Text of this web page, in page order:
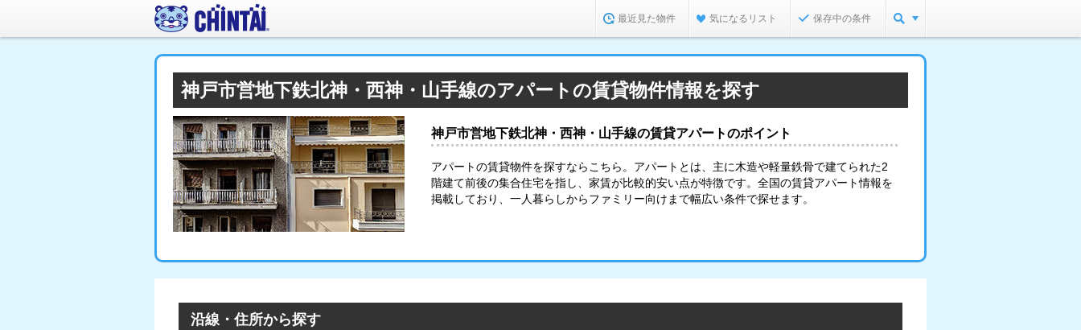
最近見た物件 気になるリスト 保存中の条件
神戸市営地下鉄北神・西神・山手線のアパートの賃貸物件情報を探す
神戸市営地下鉄北神・西神・山手線の賃貸アパートのポイント
アパートの賃貸物件を探すならこちら。アパートとは、主に木造や軽量鉄骨で建てられた2
階建て前後の集合住宅を指し、家賃が比較的安い点が特徴です。全国の賃貸アパート情報を
掲載しており、一人暮らしからファミリー向けまで幅広い条件で探せます。
沿線・住所から探す